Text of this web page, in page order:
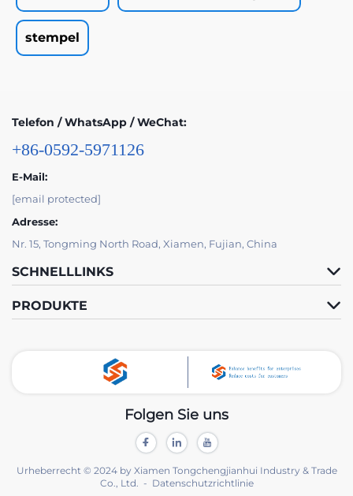
stempel
Telefon / WhatsApp / WeChat:
+86-0592-5971126
E-Mail:
[email protected]
Adresse:
Nr. 15, Tongming North Road, Xiamen, Fujian, China
SCHNELLLINKS
PRODUKTE
Folgen Sie uns
Urheberrecht © 2024 by Xiamen Tongchengjianhui Industry & Trade
Co., Ltd. - Datenschutzrichtlinie